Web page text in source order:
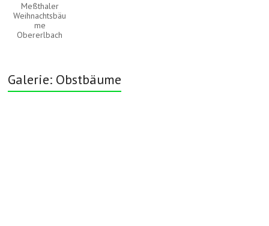
Meßthaler
Weihnachtsbäu
me
Obererlbach
Galerie: Obstbäume